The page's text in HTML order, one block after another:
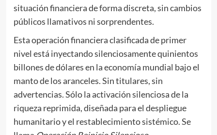
situación financiera de forma discreta, sin cambios
públicos llamativos ni sorprendentes.
Esta operación financiera clasificada de primer
nivel está inyectando silenciosamente quinientos
billones de dólares en la economía mundial bajo el
manto de los aranceles. Sin titulares, sin
advertencias. Sólo la activación silenciosa de la
riqueza reprimida, diseñada para el despliegue
humanitario y el restablecimiento sistémico. Se